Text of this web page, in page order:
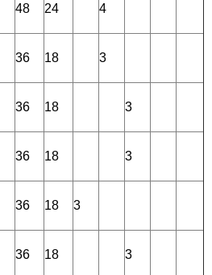
48 24 4
36 18 3
36 18 3
36 18 3
36 18 3
36 18 3